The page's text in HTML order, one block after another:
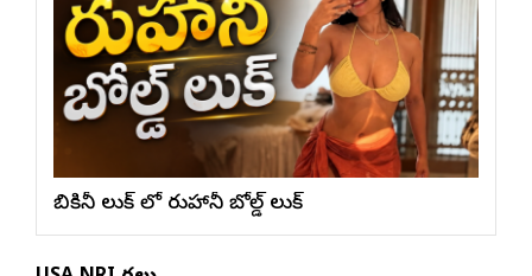
బికినీ లుక్ లో రుహానీ బోల్డ్ లుక్